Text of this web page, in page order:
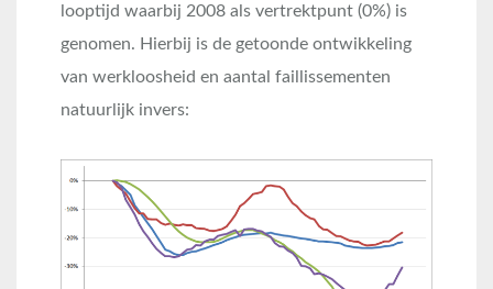
looptijd waarbij 2008 als vertrektpunt (0%) is
genomen. Hierbij is de getoonde ontwikkeling
van werkloosheid en aantal faillissementen
natuurlijk invers: